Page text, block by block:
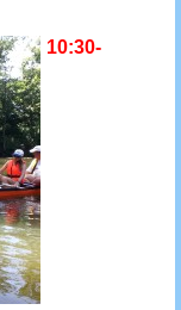
10:30-